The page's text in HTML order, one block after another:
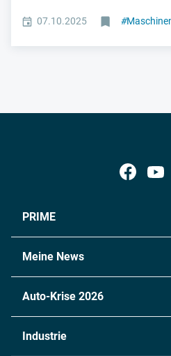
07.10.2025 #
PRIME
Meine News
Auto-Krise 2026
Industrie